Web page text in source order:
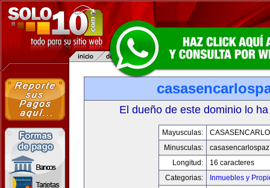
El dueño de este dominio lo
Mayusculas:
Minusculas:
Longitud:
16 caracteres
Categorias:
Inmuebles y